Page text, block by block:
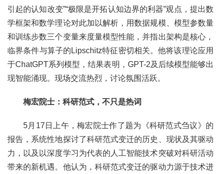
引起的认知改变”“极限是开拓认知边界的利器”观点，提出数
学框架和数学理论对此加以解析，用数据规模、模型参数量
和训练步数三个变量来度量模型性能，并指出架构是核心，
临界条件与算子的Lipschitz特征密切相关。他将该理论应用
于ChatGPT系列模型，结果表明，GPT-2及后续模型能够出
现智能涌现。现场交流热烈，讨论氛围活跃。
梅宏院士：科研范式，不只是热词
5月17日上午，梅宏院士作了题为《科研范式刍议》的
报告，系统性地探讨了科研范式变迁的历史、现状及其驱动
力，以及以深度学习为代表的人工智能技术突破对科研活动
带来的新机遇。他认为，科研范式变迁的驱动力源于技术进